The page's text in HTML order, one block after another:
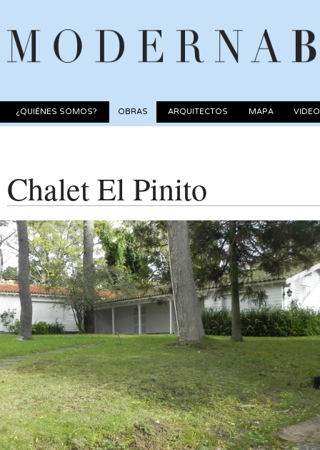
¿QUIÉNES SOMOS? OBRAS ARQUITECTOS MAPA
Chalet El Pinito